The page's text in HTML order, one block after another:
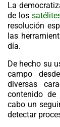
La
de los
resolución
las
día.
De hecho su
campo
diversas
contenido de
cabo un
detectar